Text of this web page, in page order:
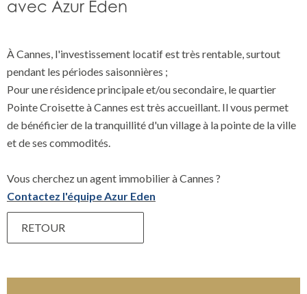
avec Azur Eden
À Cannes, l'investissement locatif est très rentable, surtout
pendant les périodes saisonnières ;
Pour une résidence principale et/ou secondaire, le quartier
Pointe Croisette à Cannes est très accueillant. Il vous permet
de bénéficier de la tranquillité d'un village à la pointe de la ville
et de ses commodités.
Vous cherchez un agent immobilier à Cannes ?
Contactez l'équipe Azur Eden
RETOUR